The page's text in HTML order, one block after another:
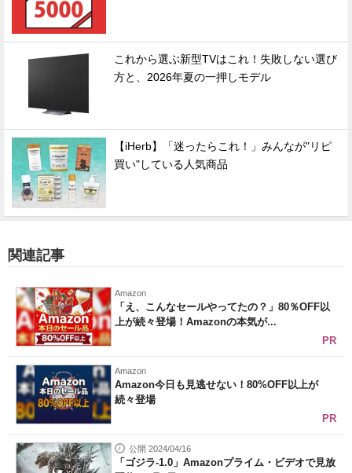
これから選ぶ新型TVはこれ！失敗しない選び
方と、2026年夏の一押しモデル
【iHerb】「迷ったらこれ！」みんなが"リピ
買い"している人気商品
関連記事
Amazon
「え、こんなセールやってたの？」80％OFF以
上が続々登場！Amazonの本気が...
PR
Amazon
Amazon今日も見逃せない！80%OFF以上が
続々登場
PR
公開 2024/04/16
「ゴジラ-1.0」Amazonプライム・ビデオで見放